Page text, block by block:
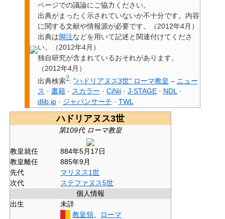
ページでの議論にご協力ください。
出典がまったく示されていないか不十分です。内容
に関する文献や情報源が必要です。
（2012年4月 ）
出典は脚注などを用いて記述と関連付けて くださ
い。
（2012年4月 ）
独自研究が含まれているおそれがあります。
（2012年4月 ）
出典検索?: "ハドリアヌス3世" ローマ教皇 – ニュー
ス · 書籍 · スカラー · CiNii · J-STAGE · NDL ·
dlib.jp · ジャパンサーチ · TWL
ハドリアヌス3世
第109代 ローマ教皇
教皇就任
884年5月17日
教皇離任
885年9月
先代
マリヌス1世
次代
ステファヌス5世
個人情報
出生
未詳
教皇領
ローマ